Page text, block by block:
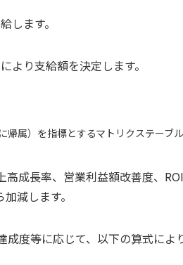
します。
より支給額を決定します。
属）を指標とするマトリクステーブ
成長率、営業利益額改善度、
減します。
度等に応じて、以下の算式によ